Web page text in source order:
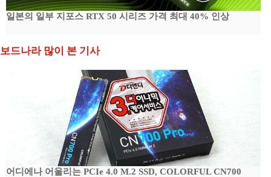
일본의 일부 지포스 RTX 50 시리즈 가격 최대 40% 인상
보드나라 많이 본 기사
어디에나 어울리는 PCIe 4.0 M.2 SSD, COLORFUL CN700